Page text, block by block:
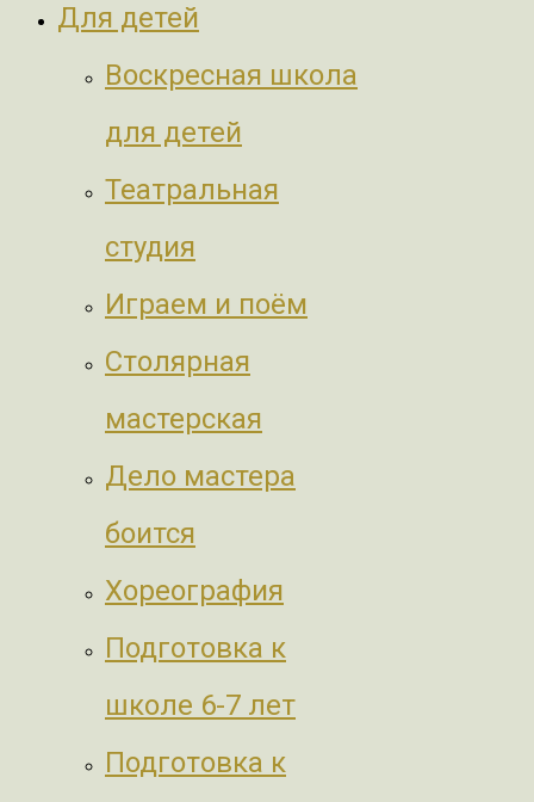
Для детей
Воскресная школа
для детей
Театральная
студия
Играем и поём
Столярная
мастерская
Дело мастера
боится
Хореография
Подготовка к
школе 6-7 лет
Подготовка к